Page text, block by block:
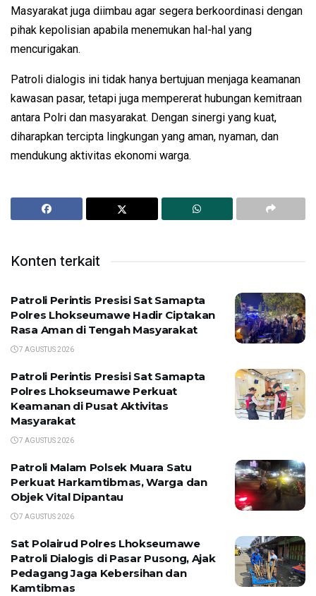
Masyarakat juga diimbau agar segera berkoordinasi dengan
pihak kepolisian apabila menemukan hal-hal yang
mencurigakan.
Patroli dialogis ini tidak hanya bertujuan menjaga keamanan
kawasan pasar, tetapi juga mempererat hubungan kemitraan
antara Polri dan masyarakat. Dengan sinergi yang kuat,
diharapkan tercipta lingkungan yang aman, nyaman, dan
mendukung aktivitas ekonomi warga.
Konten terkait
Patroli Perintis Presisi Sat Samapta
Polres Lhokseumawe Hadir Ciptakan
Rasa Aman di Tengah Masyarakat
7 AGUSTUS 2026
Patroli Perintis Presisi Sat Samapta
Polres Lhokseumawe Perkuat
Keamanan di Pusat Aktivitas
Masyarakat
7 AGUSTUS 2026
Patroli Malam Polsek Muara Satu
Perkuat Harkamtibmas, Warga dan
Objek Vital Dipantau
7 AGUSTUS 2026
Sat Polairud Polres Lhokseumawe
Patroli Dialogis di Pasar Pusong, Ajak
Pedagang Jaga Kebersihan dan
Kamtibmas